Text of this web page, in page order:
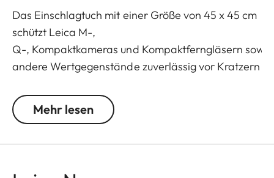
Das Einschlagtuch mit einer Größe von 45 x 45 cm
schützt Leica M-,
Q-, Kompaktkameras und Kompaktferngläsern sowie
andere Wertgegenstände zuverlässig vor Kratzern
Lederrückseite vor Staub.
Mehr lesen